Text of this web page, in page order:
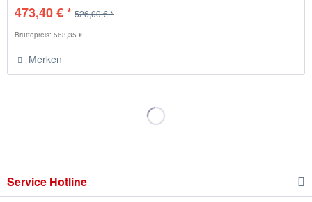
473,40 € * 526,00 € *
Bruttopreis: 563,35 €
Merken
Service Hotline